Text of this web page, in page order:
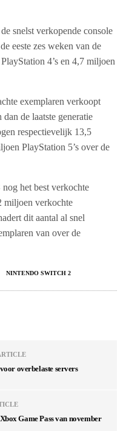
de snelst verkopende console
eeste zes weken van de
4’s en 4,7 miljoen
exemplaren verkoopt
de laatste generatie
respectievelijk 13,5
PlayStation 5’s over de
het best verkochte
miljoen verkochte
dit aantal al snel
van over de
NINTENDO SWITCH 2
overbelaste servers
Game Pass van november